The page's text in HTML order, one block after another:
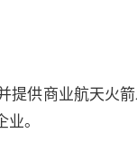
供商业航天火
。